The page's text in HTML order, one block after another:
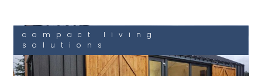
compact living
solutions